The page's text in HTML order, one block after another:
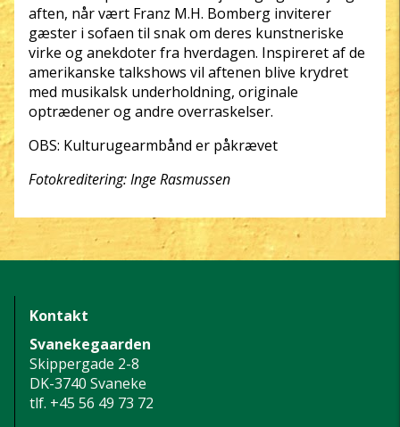
aften, når vært Franz M.H. Bomberg inviterer
gæster i sofaen til snak om deres kunstneriske
virke og anekdoter fra hverdagen. Inspireret af de
amerikanske talkshows vil aftenen blive krydret
med musikalsk underholdning, originale
optrædener og andre overraskelser.
OBS: Kulturugearmbånd er påkrævet
Fotokreditering: Inge Rasmussen
Kontakt
Svanekegaarden
Skippergade 2-8
DK-3740 Svaneke
tlf. +45 56 49 73 72